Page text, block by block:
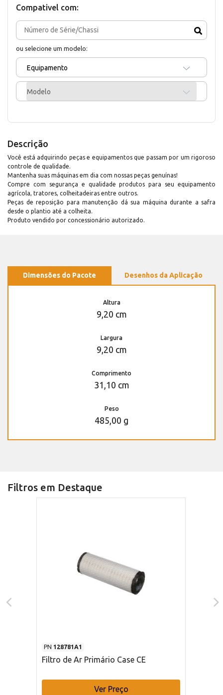
Compativel com:
ou selecione um modelo:
Equipamento
Modelo
Descrição
Você está adquirindo peças e equipamentos que passam por um rigoroso
controle de qualidade.
Mantenha suas máquinas em dia com nossas peças genuínas!
Compre com segurança e qualidade produtos para seu equipamento
agrícola, tratores, colheitadeiras entre outros.
Peças de reposição para manutenção dá sua máquina durante a safra
desde o plantio até a colheita.
Produto vendido por concessionário autorizado.
Dimensões do Pacote Desenhos da Aplicação
Altura
9,20 cm
Largura
9,20 cm
Comprimento
31,10 cm
Peso
485,00 g
Filtros em Destaque
PN 128781A1
Filtro de Ar Primário Case CE
Ver Preço